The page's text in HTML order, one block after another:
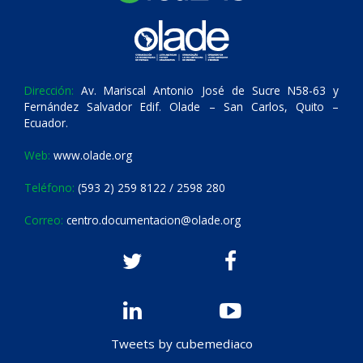
Dirección: Av. Mariscal Antonio José de Sucre N58-63 y
Fernández Salvador Edif. Olade – San Carlos, Quito –
Ecuador.
Web: www.olade.org
Teléfono: (593 2) 259 8122 / 2598 280
Correo: centro.documentacion@olade.org
Tweets by cubemediaco